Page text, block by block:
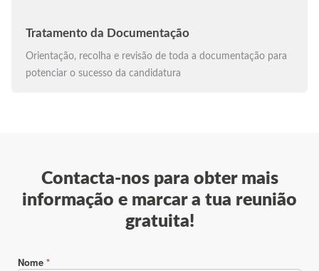
Tratamento da Documentação
Orientação, recolha e revisão de toda a documentação para
potenciar o sucesso da candidatura
Contacta-nos para obter mais
informação e marcar a tua reunião
gratuita!